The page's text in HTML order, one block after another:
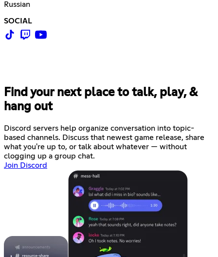
Russian
SOCIAL
Find your next place to talk, play, &
hang out
Discord servers help organize conversation into topic-
based channels. Discuss that newest game release, share
what you're up to, or talk about whatever — without
clogging up a group chat.
Join Discord